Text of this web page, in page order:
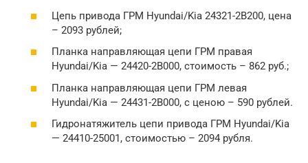
Цепь привода ГРМ Hyundai/Kia 24321-2B200, цена
– 2093 рублей;
Планка направляющая цепи ГРМ правая
Hyundai/Kia — 24420-2B000, стоимость – 862 руб.;
Планка направляющая цепи ГРМ левая
Hyundai/Kia — 24431-2B000, с ценою – 590 рублей.
Гидронатяжитель цепи привода ГРМ Hyundai/Kia
— 24410-25001, стоимостью – 2094 рубля.